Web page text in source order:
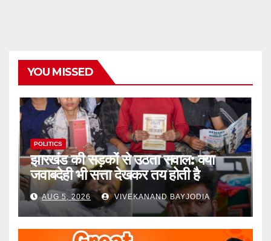
YOU MISSED
POLITICS
झारखंड की सड़कों से उठता सवाल: क्या
जवाबदेही भी सत्ता देखकर तय होती है
AUG 5, 2026 VIVEKANAND BAYJODIA